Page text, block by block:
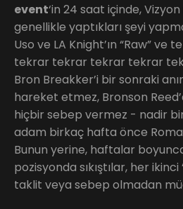
event‘in 24 saat içinde,
genellikle yaptıkları şeyi
Uso ve LA Knight’ın “Raw”
tekrar tekrar tekrar tekrar
Bron Breakker’i bir sonraki
hareket etmez, Bronson
hiçbir sebep vermez - nadir
adam birkaç hafta önce Roma
Bunun yerine, haftalar
pozisyonda sıkıştılar, her ikinci
taklit veya sebep olmadan